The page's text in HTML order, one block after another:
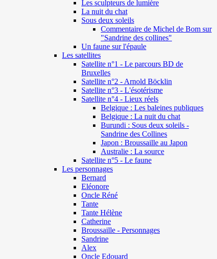
Les sculpteurs de lumière
La nuit du chat
Sous deux soleils
Commentaire de Michel de Bom sur
"Sandrine des collines"
Un faune sur l'épaule
Les satellites
Satellite n°1 - Le parcours BD de
Bruxelles
Satellite n°2 - Arnold Böcklin
Satellite n°3 - L'ésotérisme
Satellite n°4 - Lieux réels
Belgique : Les baleines publiques
Belgique : La nuit du chat
Burundi : Sous deux soleils -
Sandrine des Collines
Japon : Broussaille au Japon
Australie : La source
Satellite n°5 - Le faune
Les personnages
Bernard
Eléonore
Oncle Réné
Tante
Tante Hélène
Catherine
Broussaille - Personnages
Sandrine
Alex
Oncle Edouard